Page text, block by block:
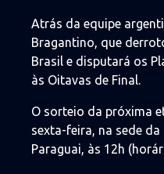
Atrás da equipe
Bragantino, que
Brasil e disputará os
às Oitavas de Final.
O sorteio da próxima
sexta-feira, na sede da
Paraguai, às 12h